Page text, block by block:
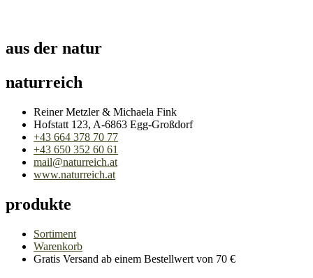
aus der natur
naturreich
Reiner Metzler & Michaela Fink
Hofstatt 123, A-6863 Egg-Großdorf
+43 664 378 70 77
+43 650 352 60 61
mail@naturreich.at
www.naturreich.at
produkte
Sortiment
Warenkorb
Gratis Versand ab einem Bestellwert von 70 €